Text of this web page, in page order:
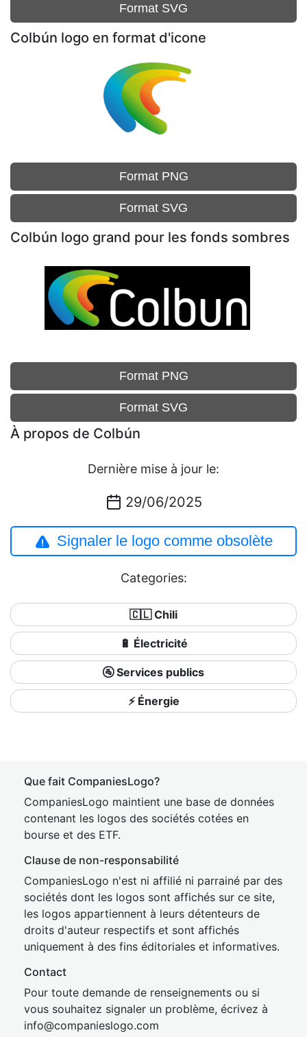
Format SVG
Colbún logo en format d'icone
Format PNG
Format SVG
Colbún logo grand pour les fonds sombres
Format PNG
Format SVG
À propos de Colbún
Dernière mise à jour le:
29/06/2025
Signaler le logo comme obsolète
Categories:
🇨🇱 Chili
🔋 Électricité
🚰 Services publics
⚡ Énergie
Que fait CompaniesLogo?
CompaniesLogo maintient une base de données
contenant les logos des sociétés cotées en
bourse et des ETF.
Clause de non-responsabilité
CompaniesLogo n'est ni affilié ni parrainé par des
sociétés dont les logos sont affichés sur ce site,
les logos appartiennent à leurs détenteurs de
droits d'auteur respectifs et sont affichés
uniquement à des fins éditoriales et informatives.
Contact
Pour toute demande de renseignements ou si
vous souhaitez signaler un problème, écrivez à
info@companieslogo.com